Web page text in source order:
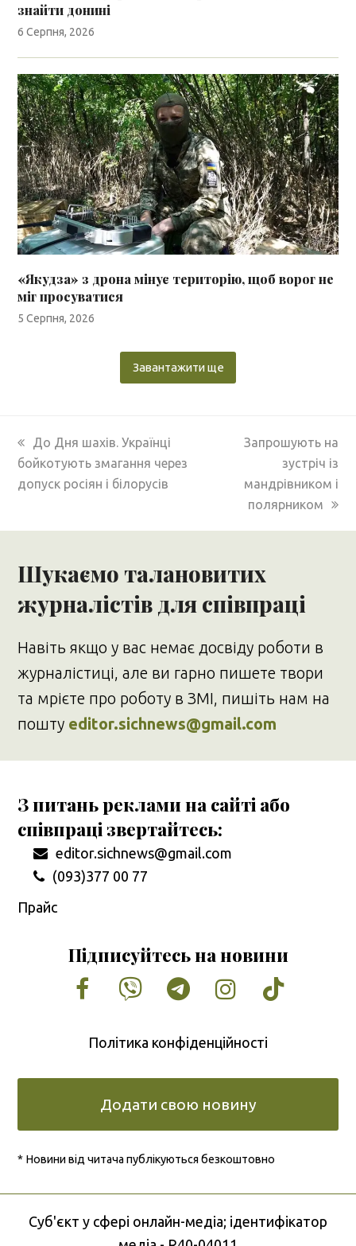
знайти донині
6 Серпня, 2026
«Якудза» з дрона мінує територію, щоб ворог не
міг просуватися
5 Серпня, 2026
Завантажити ще
previous
post:
До Дня шахів. Українці
бойкотують змагання через
допуск росіян і білорусів
next
Запрошують на
зустріч із
мандрівником і
полярником
Шукаємо талановитих
журналістів для співпраці
Навіть якщо у вас немає досвіду роботи в
журналістиці, але ви гарно пишете твори
та мрієте про роботу в ЗМІ, пишіть нам на
пошту editor.sichnews@gmail.com
З питань реклами на сайті або
співпраці звертайтесь:
editor.sichnews@gmail.com
(093)377 00 77
Прайс
Підписуйтесь на новини
Facebook
VimeoTumblrInstagram
Tiktok
Політика конфіденційності
Додати свою новину
* Новини від читача публікуються безкоштовно
Cуб'єкт у сфері онлайн-медіа; ідентифікатор